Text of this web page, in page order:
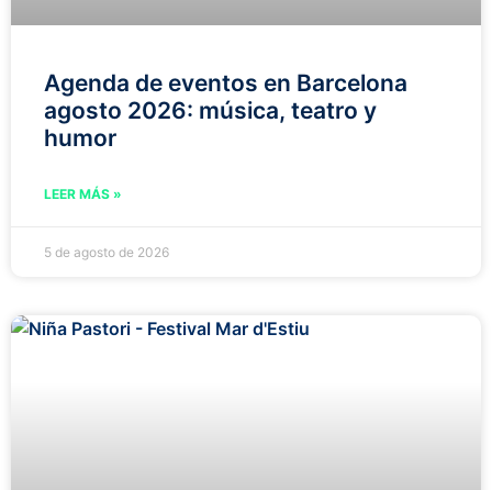
Agenda de eventos en Barcelona
agosto 2026: música, teatro y
humor
LEER MÁS »
5 de agosto de 2026